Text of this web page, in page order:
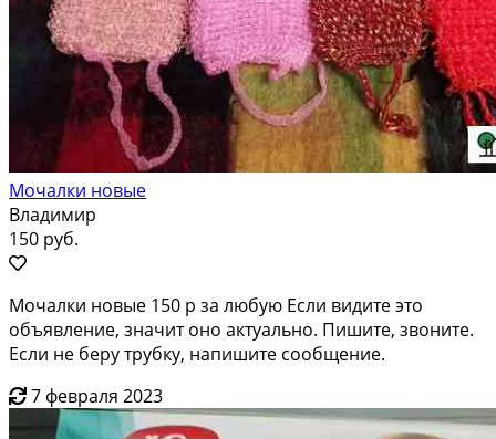
Мочалки новые
Владимир
150 руб.
Мочалки новые 150 р за любую Если видите это
объявление, значит оно актуально. Пишите, звоните.
Если не беру трубку, напишите сообщение.
7 февраля 2023